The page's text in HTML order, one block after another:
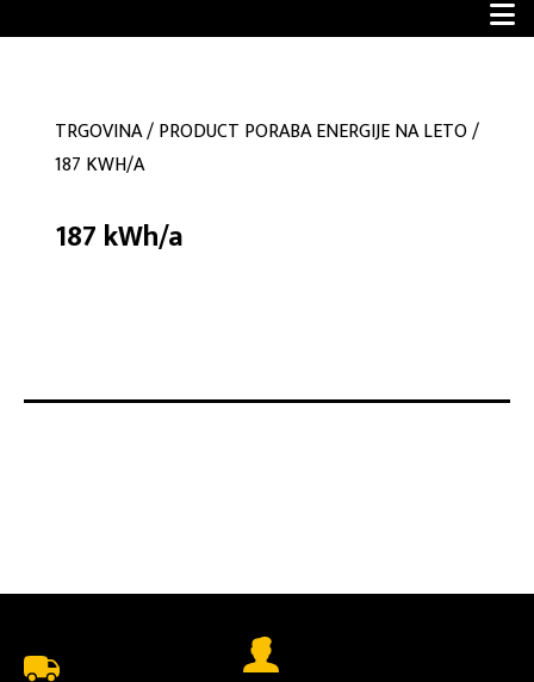
TRGOVINA/PRODUCT PORABA ENERGIJE NA LETO/
187 KWH/A
187 kWh/a